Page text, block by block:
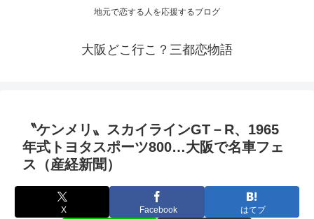
地元で恋する人を応援するブログ
大阪どこ行こ？三都恋物語
〝ケンメリ〟スカイラインGT－R、1965
年式トヨタスポーツ800…大阪で名車フェ
ス（産経新聞）
X Facebook はてブ